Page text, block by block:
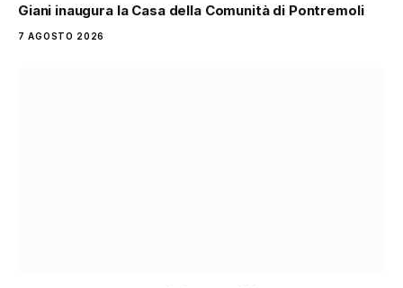
Giani inaugura la Casa della Comunità di Pontremoli
7 AGOSTO 2026